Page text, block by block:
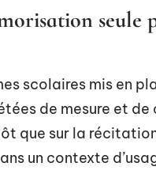
seule
scolaires mis en
de mesure et
que sur la
un contexte